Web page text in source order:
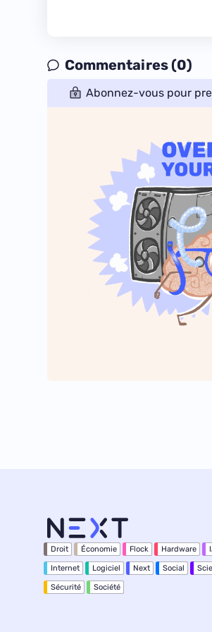
Commentaires (0)
Abonnez-vous pour
Droit Économie Flock Hardware
Internet Logiciel Next Social
Sécurité Société